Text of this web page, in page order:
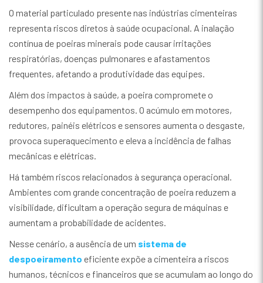
O material particulado presente nas indústrias cimenteiras
representa riscos diretos à saúde ocupacional. A inalação
contínua de poeiras minerais pode causar irritações
respiratórias, doenças pulmonares e afastamentos
frequentes, afetando a produtividade das equipes.
Além dos impactos à saúde, a poeira compromete o
desempenho dos equipamentos. O acúmulo em motores,
redutores, painéis elétricos e sensores aumenta o desgaste,
provoca superaquecimento e eleva a incidência de falhas
mecânicas e elétricas.
Há também riscos relacionados à segurança operacional.
Ambientes com grande concentração de poeira reduzem a
visibilidade, dificultam a operação segura de máquinas e
aumentam a probabilidade de acidentes.
Nesse cenário, a ausência de um sistema de
despoeiramento eficiente expõe a cimenteira a riscos
humanos, técnicos e financeiros que se acumulam ao longo do